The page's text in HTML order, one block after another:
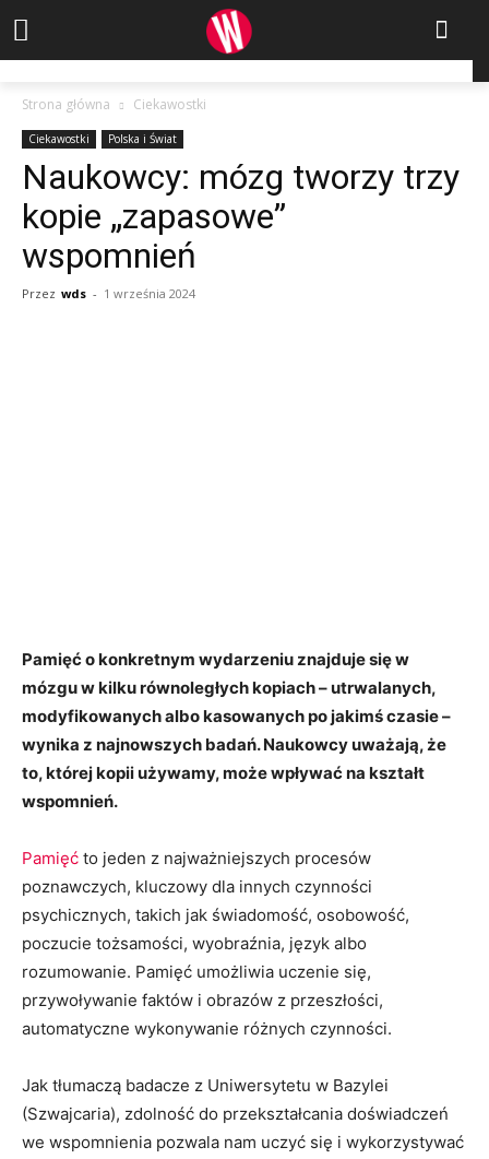
Strona główna Ciekawostki
Ciekawostki Polska i Świat
Naukowcy: mózg tworzy trzy
kopie „zapasowe”
wspomnień
Przez wds - 1 września 2024
Pamięć o konkretnym wydarzeniu znajduje się w
mózgu w kilku równoległych kopiach – utrwalanych,
modyfikowanych albo kasowanych po jakimś czasie –
wynika z najnowszych badań. Naukowcy uważają, że
to, której kopii używamy, może wpływać na kształt
wspomnień.
Pamięć to jeden z najważniejszych procesów
poznawczych, kluczowy dla innych czynności
psychicznych, takich jak świadomość, osobowość,
poczucie tożsamości, wyobraźnia, język albo
rozumowanie. Pamięć umożliwia uczenie się,
przywoływanie faktów i obrazów z przeszłości,
automatyczne wykonywanie różnych czynności.
Jak tłumaczą badacze z Uniwersytetu w Bazylei
(Szwajcaria), zdolność do przekształcania doświadczeń
we wspomnienia pozwala nam uczyć się i wykorzystywać